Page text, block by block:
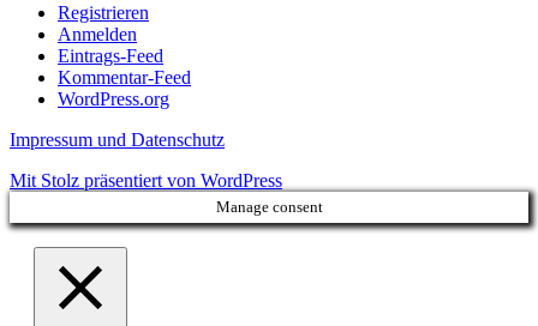
Registrieren
Anmelden
Eintrags-Feed
Kommentar-Feed
WordPress.org
Impressum und Datenschutz
Mit Stolz präsentiert von WordPress
Manage consent